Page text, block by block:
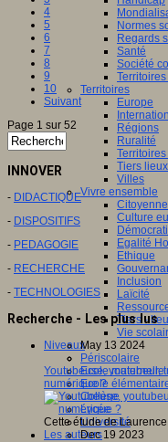
Normes
Regards
Santé
Société
Territoires
Europe
Régions
Ruralité
Tiers lieux
Villes
Vivre ensemble
Culture
Egalité
Ethique
Inclusion
Laïcité
Tiers -
Vie
Niveaux
Périscolaire
Ecole maternelle
Ecole
Collège
Lycée
Université
Les auteurs
4
5
6
7
8
9
10
Suivant
Page 1 sur 52
INNOVER
- DIDACTIQUE
- DISPOSITIFS
- PEDAGOGIE
- RECHERCHE
- TECHNOLOGIES
Recherche - Les plus lus
May 13 2024
Youtubeuse, youtubeur,
numérique ?
Cette étude de
Dec 19 2023